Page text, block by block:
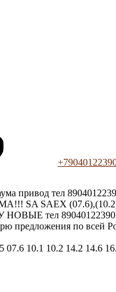
привод тел
SA SAEX
НОВЫЕ тел
предложения по
10.1 10.2 14.2 14.6